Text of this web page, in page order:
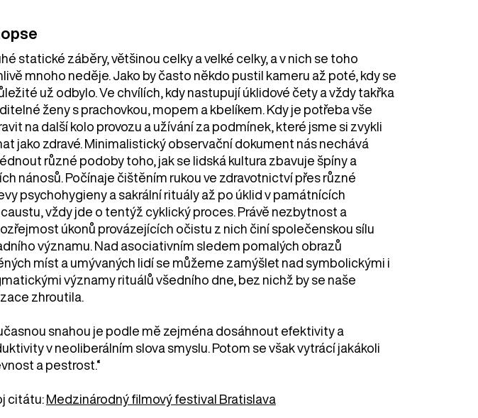
statické záběry, většinou celky a velké celky, a v nich se toho
mnoho neděje. Jako by často někdo pustil kameru až poté, kdy se
už odbylo. Ve chvílích, kdy nastupují úklidové čety a vždy takřka
ženy s prachovkou, mopem a kbelíkem. Kdy je potřeba vše
na další kolo provozu a užívání za podmínek, které jsme si zvykli
jako zdravé. Minimalistický observační dokument nás nechává
různé podoby toho, jak se lidská kultura zbavuje špíny a
nánosů. Počínaje čištěním rukou ve zdravotnictví přes různé
psychohygieny a sakrální rituály až po úklid v památnících
vždy jde o tentýž cyklický proces. Právě nezbytnost a
úkonů provázejících očistu z nich činí společenskou sílu
významu. Nad asociativním sledem pomalých obrazů
míst a umývaných lidí se můžeme zamýšlet nad symbolickými i
významy rituálů všedního dne, bez nichž by se naše
zhroutila.
snahou je podle mě zejména dosáhnout efektivity a
v neoliberálním slova smyslu. Potom se však vytrácí jakákoli
a pestrost.“
citátu: Medzinárodný filmový festival Bratislava